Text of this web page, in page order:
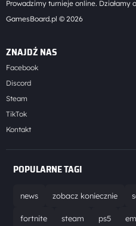
Prowadzimy turnieje online. Działamy
GamesBoard.pl © 2026
ZNAJDŹ NAS
Facebook
Discord
Steam
TikTok
Kontakt
POPULARNE TAGI
news zobacz koniecznie
fortnite steam ps5